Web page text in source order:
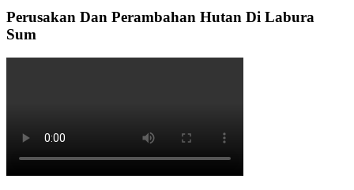
Perusakan Dan Perambahan Hutan Di Labura
Sum